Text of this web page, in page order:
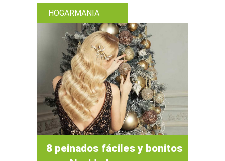
HOGARMANIA
8 peinados fáciles y bonitos